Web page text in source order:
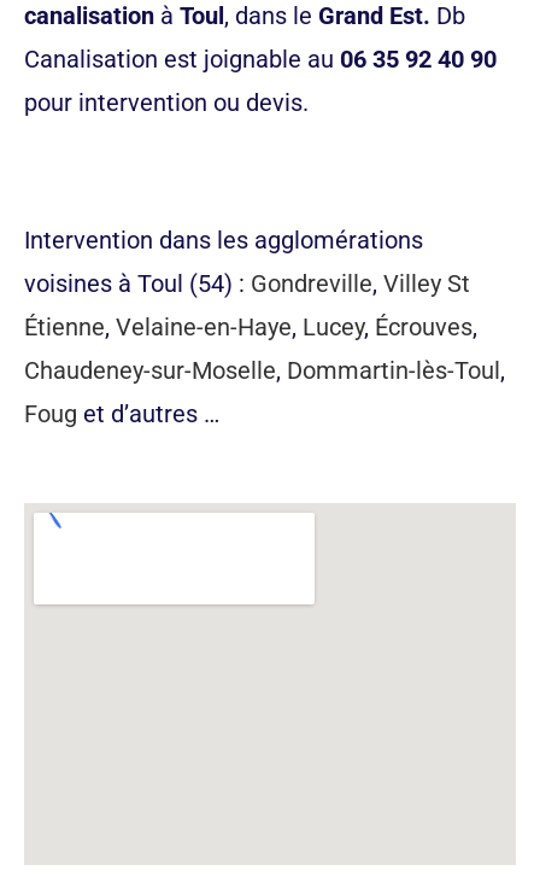
canalisation à Toul, dans le Grand Est. Db
Canalisation est joignable au 06 35 92 40 90
pour intervention ou devis.
Intervention dans les agglomérations
voisines à Toul (54) : Gondreville, Villey St
Étienne, Velaine-en-Haye, Lucey, Écrouves,
Chaudeney-sur-Moselle, Dommartin-lès-Toul,
Foug et d’autres …